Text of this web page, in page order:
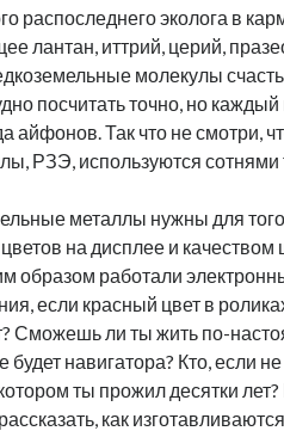
распоследнего эколога в
лантан, иттрий, церий,
молекулы
посчитать точно, но
айфонов. Так что не смотри,
РЗЭ, используются сотнями
металлы нужны для
на дисплее и
образом работали
если красный цвет в
Сможешь ли ты жить по-
навигатора? Кто, если
ты прожил десятки
как